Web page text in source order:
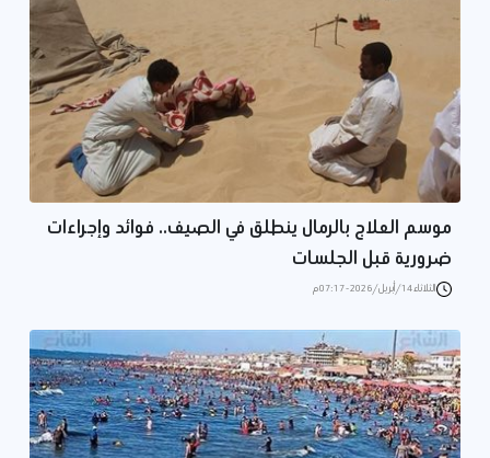
موسم العلاج بالرمال ينطلق في الصيف.. فوائد وإجراءات
ضرورية قبل الجلسات
الثلاثاء 14/أبريل/2026 - 07:17 م